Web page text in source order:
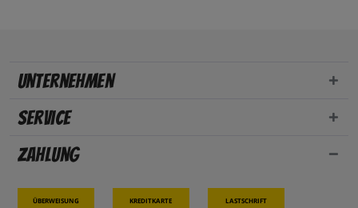
Unternehmen
Service
Zahlung
Überweisung Kreditkarte Lastschrift